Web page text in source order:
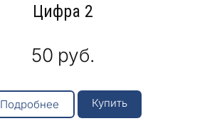
Цифра 2
50 руб.
Подробнее Купить